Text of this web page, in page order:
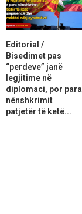
Editorial /
Bisedimet pas
“perdeve” janë
legjitime në
diplomaci, por para
nënshkrimit
patjetër të ketë...